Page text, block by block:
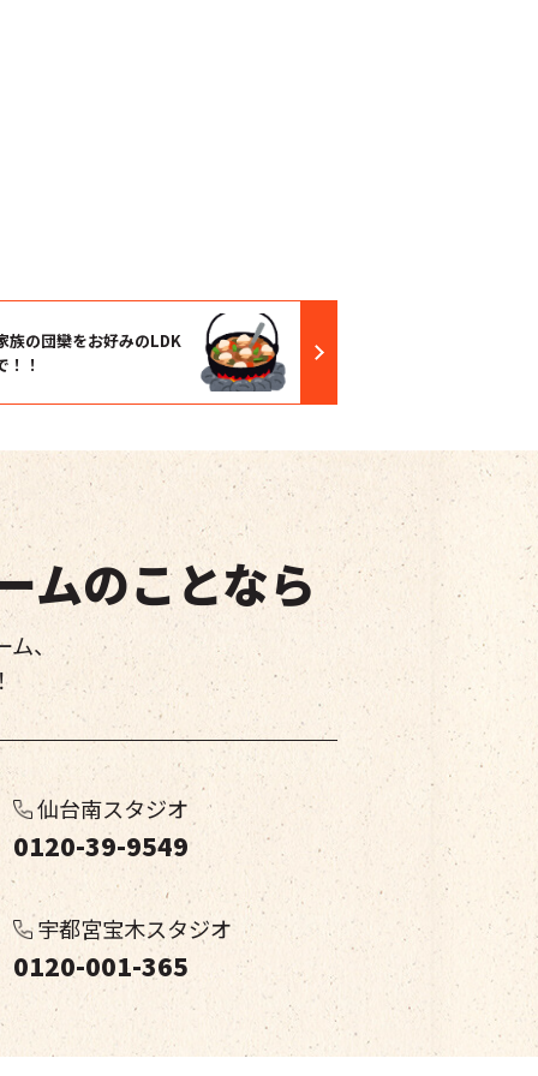
族の団欒をお好みのLDK
！！
ムのことなら
ム、
仙台南スタジオ
0120-39-9549
宇都宮宝木スタジオ
0120-001-365